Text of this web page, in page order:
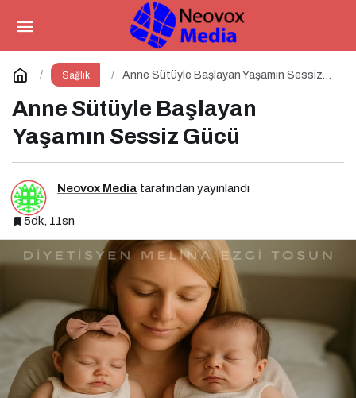
Sağlık
Anne Sütüyle Başlayan Yaşamın Sessiz
Anne Sütüyle Başlayan
Yaşamın Sessiz Gücü
Neovox Media tarafından yayınlandı
5dk, 11sn
Besin İntoleransları ve Düşük
Dereceli Enflamasyonun Kronik
Hastalıklara Etkisi
Yorum Yap